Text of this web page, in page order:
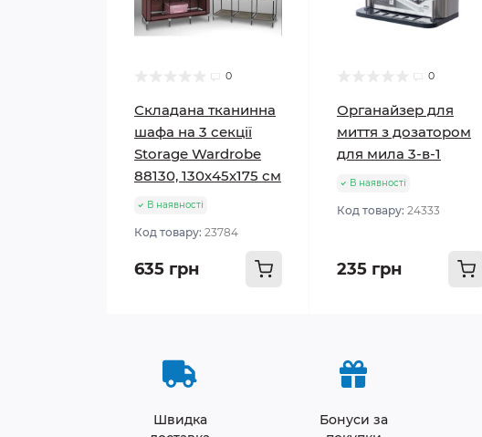
0
Складана тканинна
шафа на 3 секції
Storage Wardrobe
88130, 130х45х175 см
В наявності
Код товару: 23784
635 грн
0
Органайзер для
миття з дозатором
для мила 3-в-1
В наявності
Код товару: 24333
235 грн
Швидка
Бонуси за